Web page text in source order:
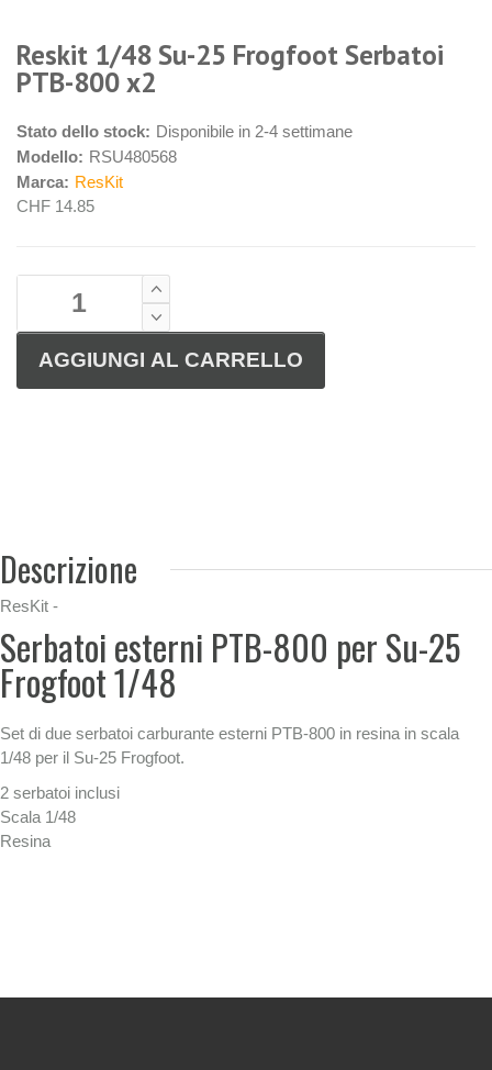
Reskit 1/48 Su-25 Frogfoot Serbatoi
PTB-800 x2
Stato dello stock: Disponibile in 2-4 settimane
Modello: RSU480568
Marca: ResKit
CHF 14.85
Descrizione
ResKit -
Serbatoi esterni PTB-800 per Su-25
Frogfoot 1/48
Set di due serbatoi carburante esterni PTB-800 in resina in scala
1/48 per il Su-25 Frogfoot.
2 serbatoi inclusi
Scala 1/48
Resina